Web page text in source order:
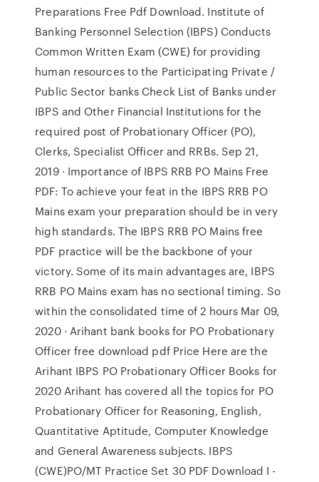
Preparations Free Pdf Download. Institute of
Banking Personnel Selection (IBPS) Conducts
Common Written Exam (CWE) for providing
human resources to the Participating Private /
Public Sector banks Check List of Banks under
IBPS and Other Financial Institutions for the
required post of Probationary Officer (PO),
Clerks, Specialist Officer and RRBs. Sep 21,
2019 · Importance of IBPS RRB PO Mains Free
PDF: To achieve your feat in the IBPS RRB PO
Mains exam your preparation should be in very
high standards. The IBPS RRB PO Mains free
PDF practice will be the backbone of your
victory. Some of its main advantages are, IBPS
RRB PO Mains exam has no sectional timing. So
within the consolidated time of 2 hours Mar 09,
2020 · Arihant bank books for PO Probationary
Officer free download pdf Price Here are the
Arihant IBPS PO Probationary Officer Books for
2020 Arihant has covered all the topics for PO
Probationary Officer for Reasoning, English,
Quantitative Aptitude, Computer Knowledge
and General Awareness subjects. IBPS
(CWE)PO/MT Practice Set 30 PDF Download I -